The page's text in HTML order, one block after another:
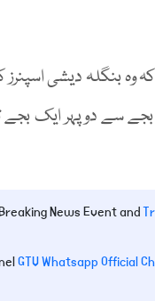
بنگلہ دیشی اسپنرز
سے دوپہر ایک
News Event and
GTV Whatsapp Official